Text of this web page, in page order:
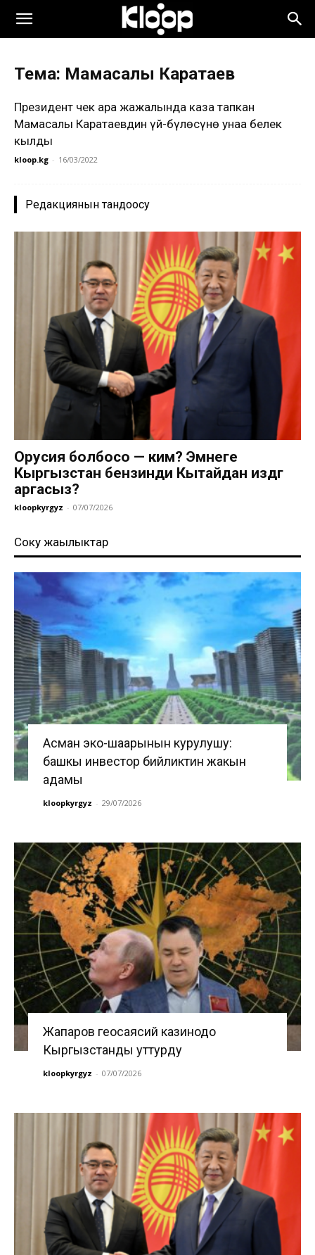
Тема: Мамасалы Каратаев
Президент чек ара жаңжалында каза тапкан
Мамасалы Каратаевдин үй-бүлөсүнө унаа белек
кылды
kloop.kg - 16/03/2022
Редакциянын тандоосу
Орусия болбосо — ким? Эмнеге
Кыргызстан бензинди Кытайдан издөөгө
аргасыз?
kloopkyrgyz - 07/07/2026
Соңку жаңылыктар
Асман эко-шаарынын курулушу:
башкы инвестор бийликтин жакын
адамы
kloopkyrgyz - 29/07/2026
Жапаров геосаясий казинодо
Кыргызстанды уттурду
kloopkyrgyz - 07/07/2026